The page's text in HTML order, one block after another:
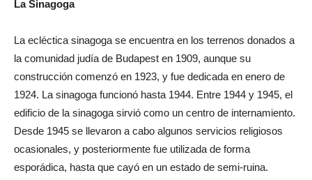
La Sinagoga
La ecléctica sinagoga se encuentra en los terrenos donados a
la comunidad judía de Budapest en 1909, aunque su
construcción comenzó en 1923, y fue dedicada en enero de
1924. La sinagoga funcionó hasta 1944. Entre 1944 y 1945, el
edificio de la sinagoga sirvió como un centro de internamiento.
Desde 1945 se llevaron a cabo algunos servicios religiosos
ocasionales, y posteriormente fue utilizada de forma
esporádica, hasta que cayó en un estado de semi-ruina.